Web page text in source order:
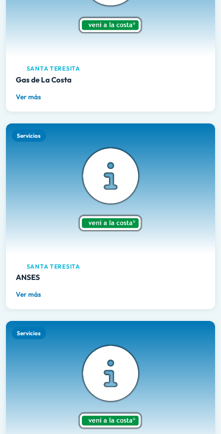
SANTA TERESITA
Gas de La Costa
Ver más
Servicios
SANTA TERESITA
ANSES
Ver más
Servicios